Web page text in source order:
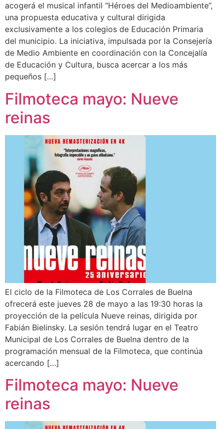
acogerá el musical infantil “Héroes del Medioambiente”,
una propuesta educativa y cultural dirigida
exclusivamente a los colegios de Educación Primaria
del municipio. La iniciativa, impulsada por la Consejería
de Medio Ambiente en coordinación con la Concejalía
de Educación y Cultura, busca acercar a los más
pequeños […]
Filmoteca mayo: Nueve
reinas
El ciclo de la Filmoteca de Los Corrales de Buelna
ofrecerá este jueves 28 de mayo a las 19:30 horas la
proyección de la película Nueve reinas, dirigida por
Fabián Bielinsky. La sesión tendrá lugar en el Teatro
Municipal de Los Corrales de Buelna dentro de la
programación mensual de la Filmoteca, que continúa
acercando […]
Filmoteca mayo: Nueve
reinas